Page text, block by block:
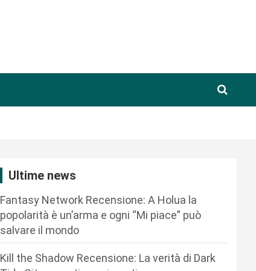
Ultime news
Fantasy Network Recensione: A Holua la
popolarità è un’arma e ogni “Mi piace” può
salvare il mondo
Kill the Shadow Recensione: La verità di Dark